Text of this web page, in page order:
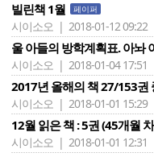
빌린책 1월 페이퍼
시이소오 | 2018-01-12 09:22
울 아들의 방학계획표. 아놔
시이소오 | 2018-01-04 17:51
2017년 올해의 책 27/153권
시이소오 | 2018-01-01 15:29
12월 읽은 책 : 5권 (45개월
시이소오 | 2018-01-01 12:31